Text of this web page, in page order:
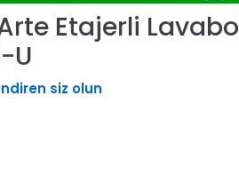
Etajerli Lavabo
U
siz olun